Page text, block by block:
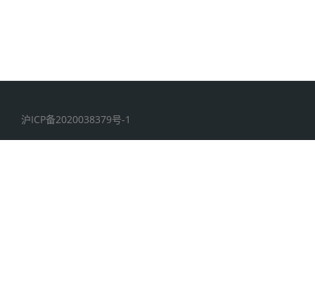
沪ICP备2020038379号-1